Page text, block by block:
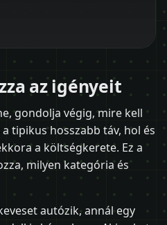
az igényeit
gondolja végig, mire kell
tipikus hosszabb táv, hol és
a költségkerete. Ez a
milyen kategória és
autózik, annál egy